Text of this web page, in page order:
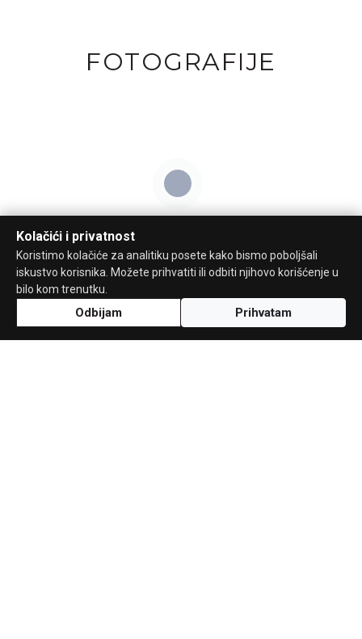
FOTOGRAFIJE
Kolačići i privatnost
Koristimo kolačiće za analitiku posete kako bismo poboljšali
iskustvo korisnika. Možete prihvatiti ili odbiti njihovo korišćenje u
bilo kom trenutku.
Odbijam Prihvatam